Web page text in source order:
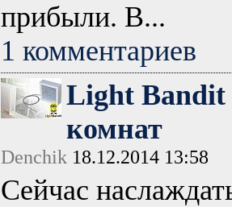
прибыли. В...
1 комментариев
Light Bandit
комнат
Denchik 18.12.2014 13:58
Сейчас